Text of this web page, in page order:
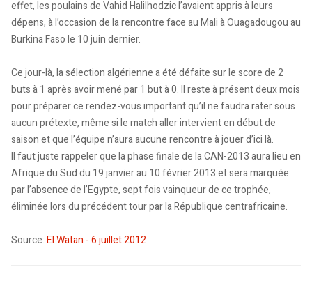
effet, les poulains de Vahid Halilhodzic l’avaient appris à leurs
dépens, à l’occasion de la rencontre face au Mali à Ouagadougou au
Burkina Faso le 10 juin dernier.
Ce jour-là, la sélection algérienne a été défaite sur le score de 2
buts à 1 après avoir mené par 1 but à 0. Il reste à présent deux mois
pour préparer ce rendez-vous important qu’il ne faudra rater sous
aucun prétexte, même si le match aller intervient en début de
saison et que l’équipe n’aura aucune rencontre à jouer d’ici là.
Il faut juste rappeler que la phase finale de la CAN-2013 aura lieu en
Afrique du Sud du 19 janvier au 10 février 2013 et sera marquée
par l’absence de l’Egypte, sept fois vainqueur de ce trophée,
éliminée lors du précédent tour par la République centrafricaine.
Source:El Watan - 6 juillet 2012